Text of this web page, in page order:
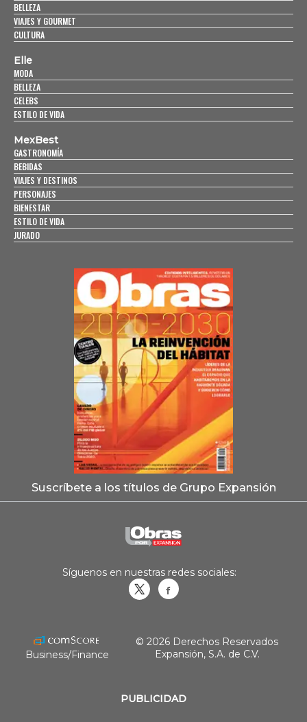
BELLEZA
VIAJES Y GOURMET
CULTURA
Elle
MODA
BELLEZA
CELEBS
ESTILO DE VIDA
MexBest
GASTRONOMÍA
BEBIDAS
VIAJES Y DESTINOS
PERSONAJES
BIENESTAR
ESTILO DE VIDA
JURADO
Suscríbete a los títulos de Grupo Expansión
PUBLICIDAD
Síguenos en nuestras redes sociales:
Business/Finance
© 2026 Derechos Reservados
Expansión, S.A. de C.V.